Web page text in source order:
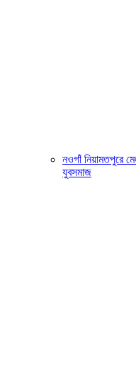
নওগাঁ নিয়ামতপুরে
যুবসমাজ